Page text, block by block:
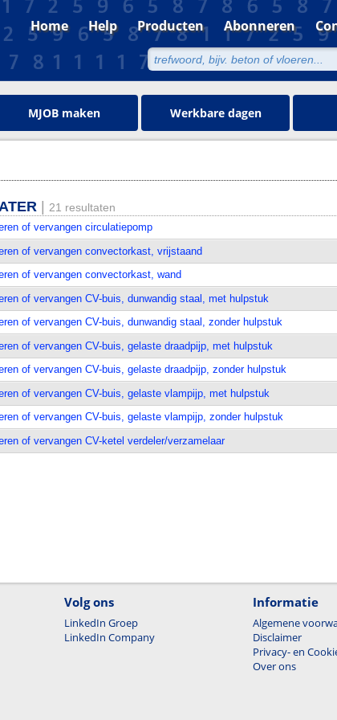
Home Help Producten Abonneren
MJOB maken Werkbare dagen
21 resultaten
of vervangen circulatiepomp
of vervangen convectorkast, vrijstaand
of vervangen convectorkast, wand
of vervangen CV-buis, dunwandig staal, met hulpstuk
of vervangen CV-buis, dunwandig staal, zonder hulpstuk
of vervangen CV-buis, gelaste draadpijp, met hulpstuk
of vervangen CV-buis, gelaste draadpijp, zonder hulpstuk
of vervangen CV-buis, gelaste vlampijp, met hulpstuk
of vervangen CV-buis, gelaste vlampijp, zonder hulpstuk
of vervangen CV-ketel verdeler/verzamelaar
Volg ons
LinkedIn Groep
LinkedIn Company
Informatie
Algemene
Disclaimer
Privacy- en
Over ons